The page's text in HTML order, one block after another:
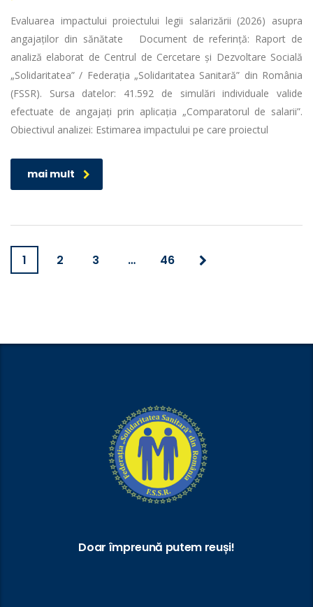
Evaluarea impactului proiectului legii salarizării (2026) asupra
angajaților din sănătate Document de referință: Raport de
analiză elaborat de Centrul de Cercetare și Dezvoltare Socială
„Solidaritatea” / Federația „Solidaritatea Sanitară” din România
(FSSR). Sursa datelor: 41.592 de simulări individuale valide
efectuate de angajați prin aplicația „Comparatorul de salarii”.
Obiectivul analizei: Estimarea impactului pe care proiectul
mai mult
1 2 3 … 46
Doar împreună putem reuși!